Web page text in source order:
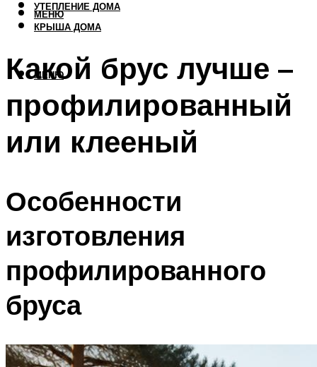
УТЕПЛЕНИЕ ДОМА
КРЫША ДОМА
МЕНЮ
МЕНЮ
Какой брус лучше –
профилированный
или клееный
Особенности
изготовления
профилированного
бруса